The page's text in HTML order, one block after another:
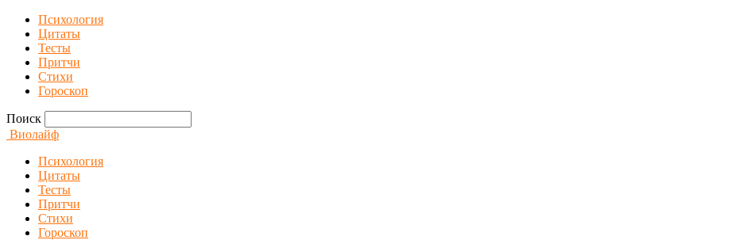
Психология
Цитаты
Тесты
Притчи
Стихи
Гороскоп
Поиск
Виолайф
Психология
Цитаты
Тесты
Притчи
Стихи
Гороскоп